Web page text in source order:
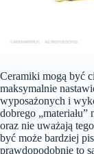
Ceramiki mogą być
maksymalnie
wyposażonych i
dobrego
oraz nie uważają
być może bardziej
prawdopodobnie to